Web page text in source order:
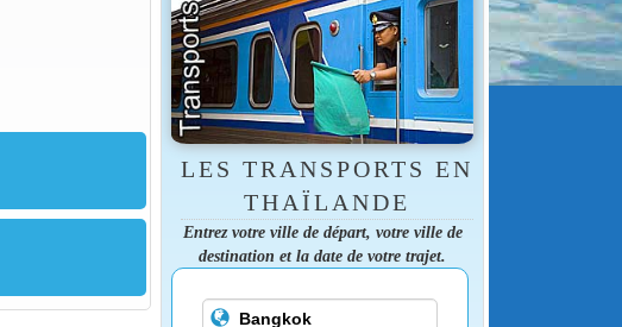
LES TRANSPORTS EN
THAÏLANDE
Entrez votre ville de départ, votre ville de
destination et la date de votre trajet.